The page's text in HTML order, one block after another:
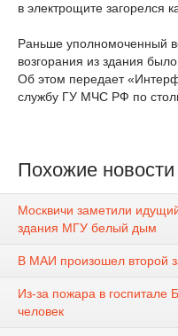
в электрощите загорелся
Раньше уполномоченный
возгорания из здания
Об этом передает
службу ГУ МЧС РФ по
Похожие новости
Москвичи заметили
здания МГУ белый дым
В МАИ произошел второй
Из-за пожара в госпитале
человек